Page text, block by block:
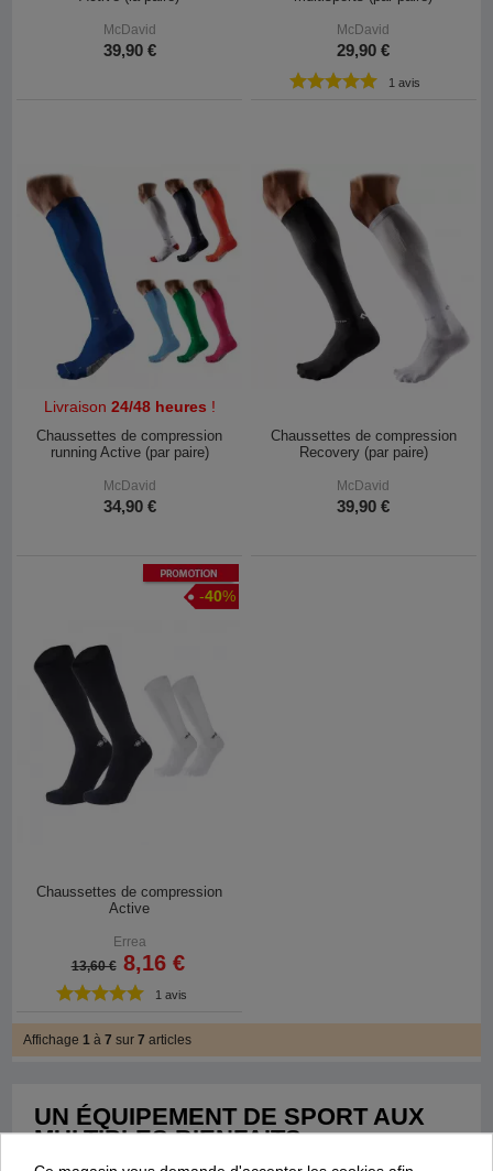
McDavid
39,90 €
McDavid
29,90 €
1 avis
Livraison 24/48 heures !
Chaussettes de compression
running Active (par paire)
McDavid
34,90 €
Chaussettes de compression
Recovery (par paire)
McDavid
39,90 €
Promotion
-40%
Chaussettes de compression
Active
Errea
13,60 € 8,16 €
1 avis
Affichage1à7sur7articles
UN ÉQUIPEMENT DE SPORT AUX
MULTIPLES BIENFAITS